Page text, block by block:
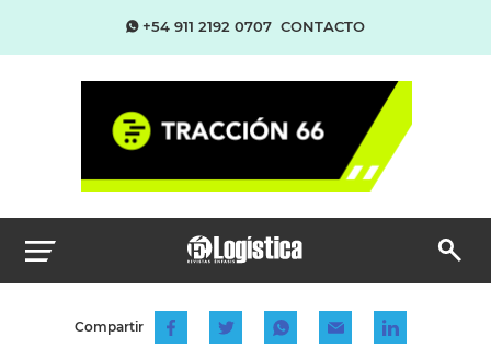
+54 911 2192 0707 CONTACTO
Compartir